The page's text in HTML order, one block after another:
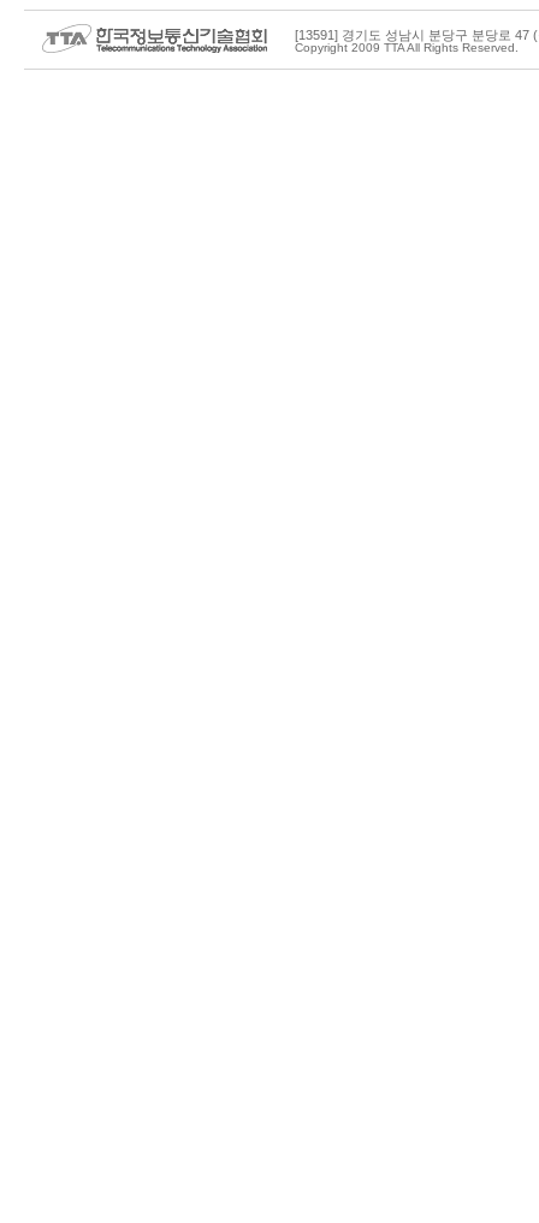
[13591] 경기도 성남시 분당구 분당로 47
Copyright 2009 TTA All Rights Reserved.